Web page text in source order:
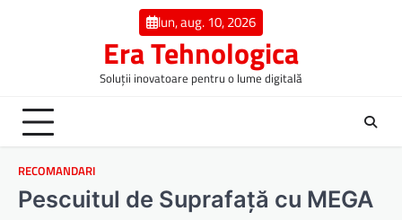
lun, aug. 10, 2026
Era Tehnologica
Soluții inovatoare pentru o lume digitală
RECOMANDARI
Pescuitul de Suprafață cu MEGA